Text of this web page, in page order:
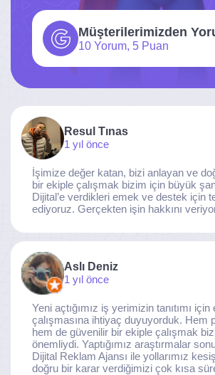
Müşterilerimizden
10 Yorum, 5 Puan
Resul Tınas
1 yıl önce
İşimize değer katan, bizi anlayan ve
bir ekiple çalışmak bizim için büyük
Dijital’e verdikleri emek ve destek için
ediyoruz. Gerçekten işin hakkını
Aslı Deniz
1 yıl önce
Yeni açtığımız iş yerimizin tanıtımı
çalışmasına ihtiyaç duyuyorduk. Hem
hem de güvenilir bir ekiple çalışmak
önemliydi. Yaptığımız araştırmalar
Dijital Reklam Ajansı ile yollarımız
doğru bir karar verdiğimizi çok kısa